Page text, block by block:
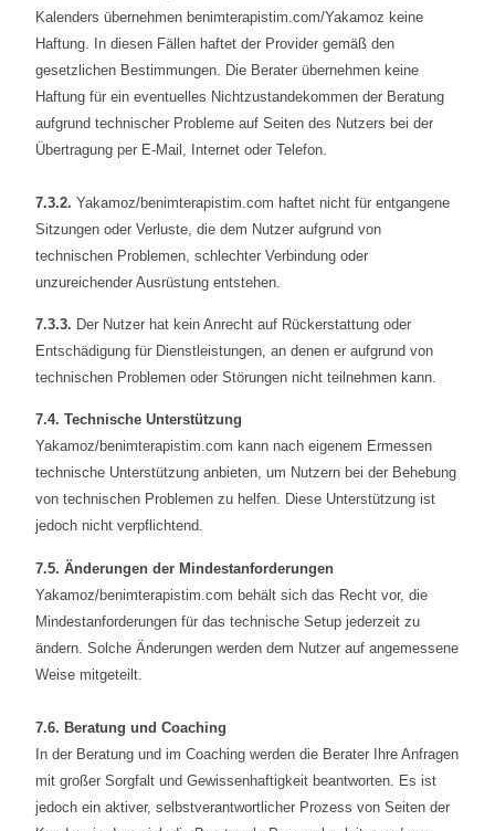
Kalenders übernehmen benimterapistim.com/Yakamoz keine
Haftung. In diesen Fällen haftet der Provider gemäß den
gesetzlichen Bestimmungen. Die Berater übernehmen keine
Haftung für ein eventuelles Nichtzustandekommen der Beratung
aufgrund technischer Probleme auf Seiten des Nutzers bei der
Übertragung per E-Mail, Internet oder Telefon.
7.3.2. Yakamoz/benimterapistim.com haftet nicht für entgangene
Sitzungen oder Verluste, die dem Nutzer aufgrund von
technischen Problemen, schlechter Verbindung oder
unzureichender Ausrüstung entstehen.
7.3.3. Der Nutzer hat kein Anrecht auf Rückerstattung oder
Entschädigung für Dienstleistungen, an denen er aufgrund von
technischen Problemen oder Störungen nicht teilnehmen kann.
7.4. Technische Unterstützung
Yakamoz/benimterapistim.com kann nach eigenem Ermessen
technische Unterstützung anbieten, um Nutzern bei der Behebung
von technischen Problemen zu helfen. Diese Unterstützung ist
jedoch nicht verpflichtend.
7.5. Änderungen der Mindestanforderungen
Yakamoz/benimterapistim.com behält sich das Recht vor, die
Mindestanforderungen für das technische Setup jederzeit zu
ändern. Solche Änderungen werden dem Nutzer auf angemessene
Weise mitgeteilt.
7.6. Beratung und Coaching
In der Beratung und im Coaching werden die Berater Ihre Anfragen
mit großer Sorgfalt und Gewissenhaftigkeit beantworten. Es ist
jedoch ein aktiver, selbstverantwortlicher Prozess von Seiten der